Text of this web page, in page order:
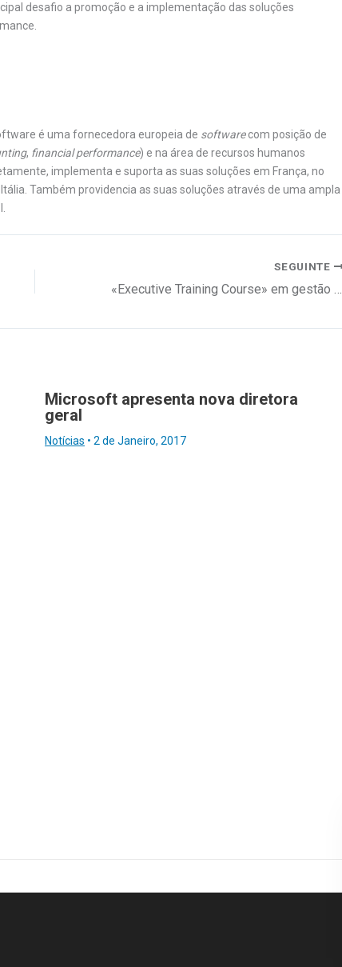
desafio a promoção e a implementação das soluções
é uma fornecedora europeia de softwarecom posição de
, financial performance) e na área de recursos humanos
implementa e suporta as suas soluções em França, no
Também providencia as suas soluções através de uma ampla
SEGUINTE
«Executive Training Course» em gestão hoteleira e restauração
Microsoft apresenta nova diretora
geral
Notícias • 2 de Janeiro, 2017